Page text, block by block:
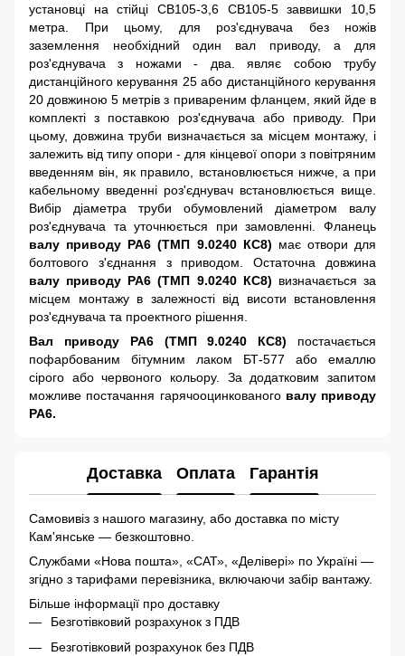
установці на стійці СВ105-3,6 СВ105-5 заввишки 10,5
метра. При цьому, для роз'єднувача без ножів
заземлення необхідний один вал приводу, а для
роз'єднувача з ножами - два. являє собою трубу
дистанційного керування 25 або дистанційного керування
20 довжиною 5 метрів з привареним фланцем, який йде в
комплекті з поставкою роз'єднувача або приводу. При
цьому, довжина труби визначається за місцем монтажу, і
залежить від типу опори - для кінцевої опори з повітряним
введенням він, як правило, встановлюється нижче, а при
кабельному введенні роз'єднувач встановлюється вище.
Вибір діаметра труби обумовлений діаметром валу
роз'єднувача та уточнюється при замовленні. Фланець
валу приводу РА6 (ТМП 9.0240 КС8) має отвори для
болтового з'єднання з приводом. Остаточна довжина
валу приводу РА6 (ТМП 9.0240 КС8) визначається за
місцем монтажу в залежності від висоти встановлення
роз'єднувача та проектного рішення.
Вал приводу РА6 (ТМП 9.0240 КС8) постачається
пофарбованим бітумним лаком БТ-577 або емаллю
сірого або червоного кольору. За додатковим запитом
можливе постачання гарячооцинкованого валу приводу
РА6.
Доставка Оплата Гарантія
Самовивіз з нашого магазину, або доставка по місту
Кам'янське — безкоштовно.
Службами «Нова пошта», «САТ», «Делівері» по Україні —
згідно з тарифами перевізника, включаючи забір вантажу.
Більше інформації про доставку
Безготівковий розрахунок з ПДВ
Безготівковий розрахунок без ПДВ